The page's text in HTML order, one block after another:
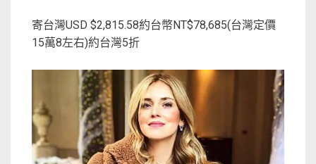
寄台灣USD $2,815.58約台幣NT$78,685(台灣定價
15萬8左右)約台灣5折